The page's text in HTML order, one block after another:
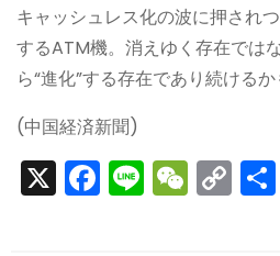
キャッシュレス化の波に押され
するATM機。消えゆく存在では
ら“進化”する存在であり続けるか
(中国経済新聞)
X F
a
Li
n
W
e
C
o